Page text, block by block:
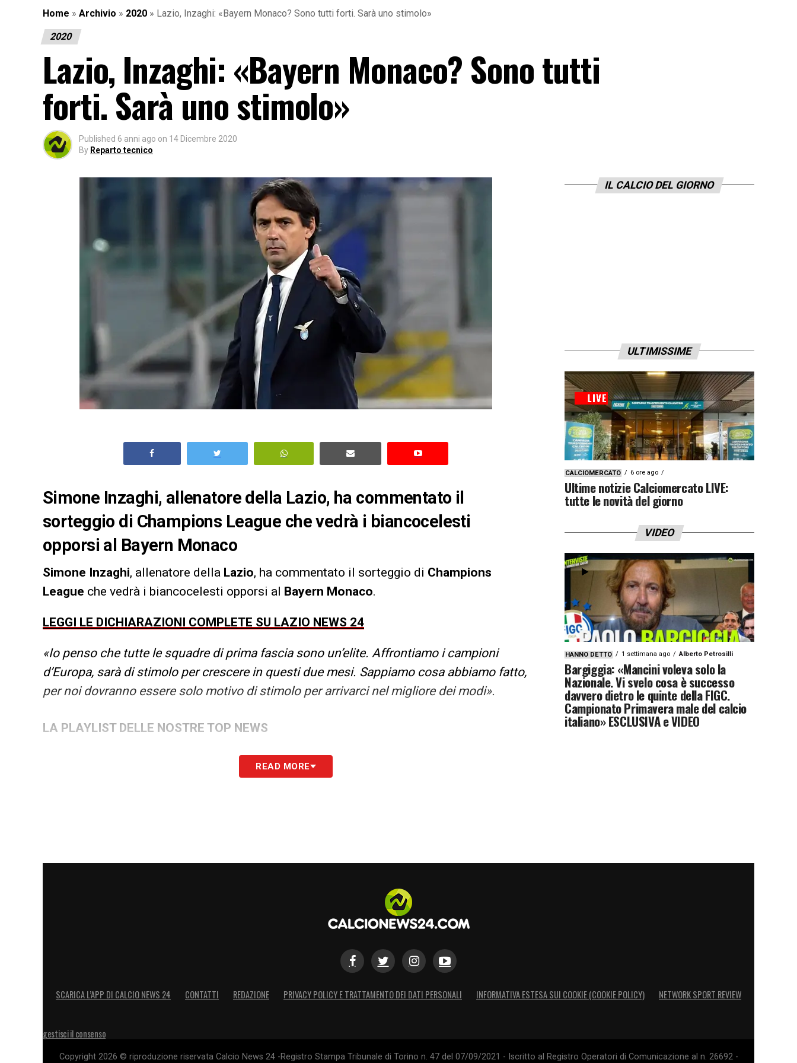
Home » Archivio » 2020 » Lazio, Inzaghi: «Bayern Monaco? Sono tutti forti. Sarà uno stimolo»
2020
Lazio, Inzaghi: «Bayern Monaco? Sono tutti
forti. Sarà uno stimolo»
Published 6 anni ago on 14 Dicembre 2020
By Reparto tecnico
Simone Inzaghi, allenatore della Lazio, ha commentato il
sorteggio di Champions League che vedrà i biancocelesti
opporsi al Bayern Monaco
Simone Inzaghi, allenatore della Lazio, ha commentato il sorteggio di Champions
League che vedrà i biancocelesti opporsi al Bayern Monaco.
LEGGI LE DICHIARAZIONI COMPLETE SU LAZIO NEWS 24
«Io penso che tutte le squadre di prima fascia sono un’elite. Affrontiamo i campioni
d’Europa, sarà di stimolo per crescere in questi due mesi. Sappiamo cosa abbiamo fatto,
per noi dovranno essere solo motivo di stimolo per arrivarci nel migliore dei modi».
LA PLAYLIST DELLE NOSTRE TOP NEWS
READ MORE
IL CALCIO DEL GIORNO
ULTIMISSIME
CALCIOMERCATO 6 ore ago
Ultime notizie Calciomercato LIVE:
tutte le novità del giorno
VIDEO
HANNO DETTO 1 settimana ago Alberto Petrosilli
Bargiggia: «Mancini voleva solo la
Nazionale. Vi svelo cosa è successo
davvero dietro le quinte della FIGC.
Campionato Primavera male del calcio
italiano» ESCLUSIVA e VIDEO
SCARICA L’APP DI CALCIO NEWS 24 CONTATTI REDAZIONE PRIVACY POLICY E TRATTAMENTO DEI DATI PERSONALI INFORMATIVA ESTESA SUI COOKIE (COOKIE POLICY) NETWORK SPORT REVIEW
gestisci il consenso
Copyright 2026 © riproduzione riservata Calcio News 24 -Registro Stampa Tribunale di Torino n. 47 del 07/09/2021 - Iscritto al Registro Operatori di Comunicazione al n. 26692 -